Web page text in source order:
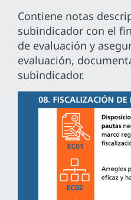
Contiene notas
subindicador con el
de evaluación y
evaluación,
subindicador.